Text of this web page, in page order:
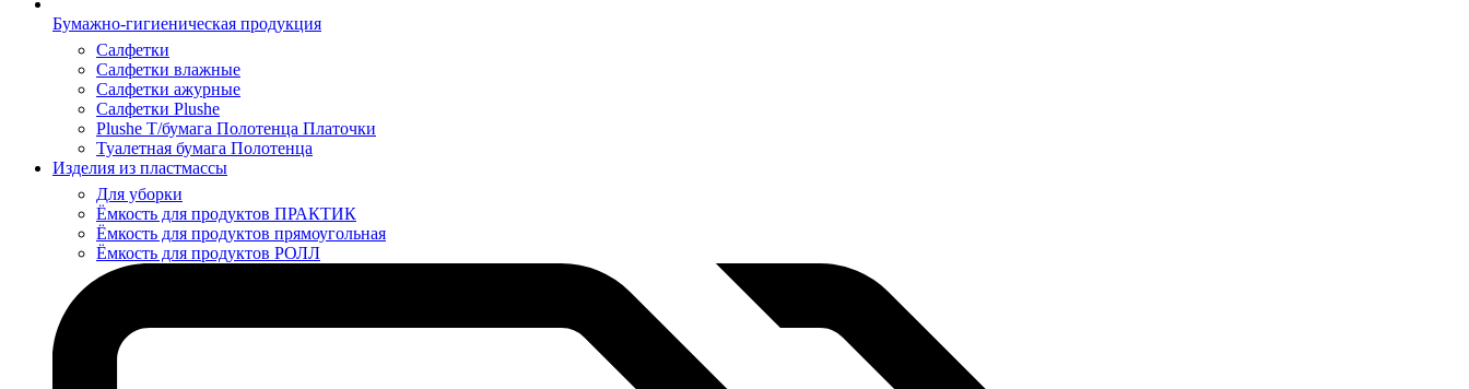
Бумажно-гигиеническая продукция
Салфетки
Салфетки влажные
Салфетки ажурные
Салфетки Plushe
Plushe Т/бумага Полотенца Платочки
Туалетная бумага Полотенца
Изделия из пластмассы
Для уборки
Ёмкость для продуктов ПРАКТИК
Ёмкость для продуктов прямоугольная
Ёмкость для продуктов РОЛЛ